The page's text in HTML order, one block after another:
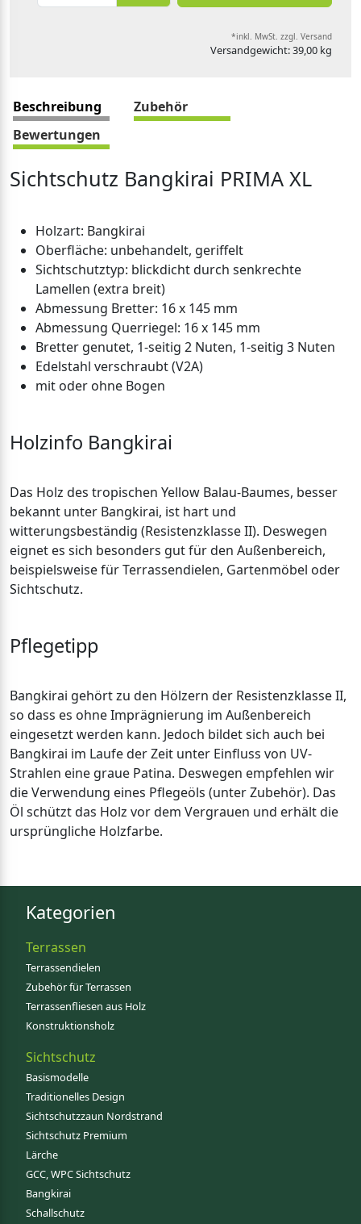
*inkl. MwSt. zzgl. Versand
Versandgewicht: 39,00 kg
Beschreibung
Zubehör
Bewertungen
Sichtschutz Bangkirai PRIMA XL
Holzart: Bangkirai
Oberfläche: unbehandelt, geriffelt
Sichtschutztyp: blickdicht durch senkrechte
Lamellen (extra breit)
Abmessung Bretter: 16 x 145 mm
Abmessung Querriegel: 16 x 145 mm
Bretter genutet, 1-seitig 2 Nuten, 1-seitig 3 Nuten
Edelstahl verschraubt (V2A)
mit oder ohne Bogen
Holzinfo Bangkirai
Das Holz des tropischen Yellow Balau-Baumes, besser
bekannt unter Bangkirai, ist hart und
witterungsbeständig (Resistenzklasse II). Deswegen
eignet es sich besonders gut für den Außenbereich,
beispielsweise für Terrassendielen, Gartenmöbel oder
Sichtschutz.
Pflegetipp
Bangkirai gehört zu den Hölzern der Resistenzklasse II,
so dass es ohne Imprägnierung im Außenbereich
eingesetzt werden kann. Jedoch bildet sich auch bei
Bangkirai im Laufe der Zeit unter Einfluss von UV-
Strahlen eine graue Patina. Deswegen empfehlen wir
die Verwendung eines Pflegeöls (unter Zubehör). Das
Öl schützt das Holz vor dem Vergrauen und erhält die
ursprüngliche Holzfarbe.
Kategorien
Terrassen
Terrassendielen
Zubehör für Terrassen
Terrassenfliesen aus Holz
Konstruktionsholz
Sichtschutz
Basismodelle
Traditionelles Design
Sichtschutzzaun Nordstrand
Sichtschutz Premium
Lärche
GCC, WPC Sichtschutz
Bangkirai
Schallschutz